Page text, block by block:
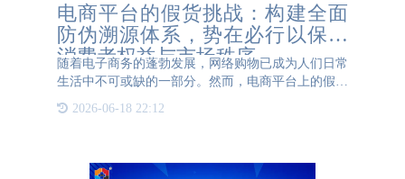
电商平台的假货挑战：构建全面
防伪溯源体系，势在必行以保障
消费者权益与市场秩序
随着电子商务的蓬勃发展，网络购物已成为人们日常
生活中不可或缺的一部分。然而，电商平台上的假货
场秩序，成为制约电商行业健康发展的顽疾。构建全
2026-06-18 22:12